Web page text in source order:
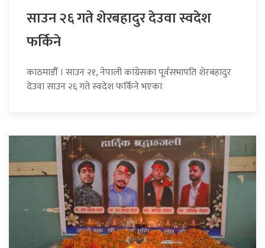
साउन २६ गते शेरबहादुर देउवा स्वदेश
फर्किने
काठमाडौँ । साउन २१, नेपाली कांग्रेसका पूर्वसभापति शेरबहादुर
देउवा साउन २६ गते स्वदेश फर्किने भएका